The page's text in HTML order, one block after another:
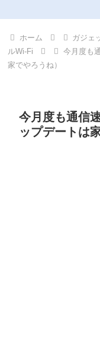
ホーム ガジェ
ルWi-Fi
今月度も
家でやろうね）
今月度も通信
ップデートは